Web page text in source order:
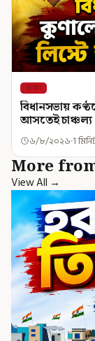
রাজ্য
বিধানসভায়
আসতেই চাঞ্চল্য
৬/৮/২০২৬ 1
More
View All →